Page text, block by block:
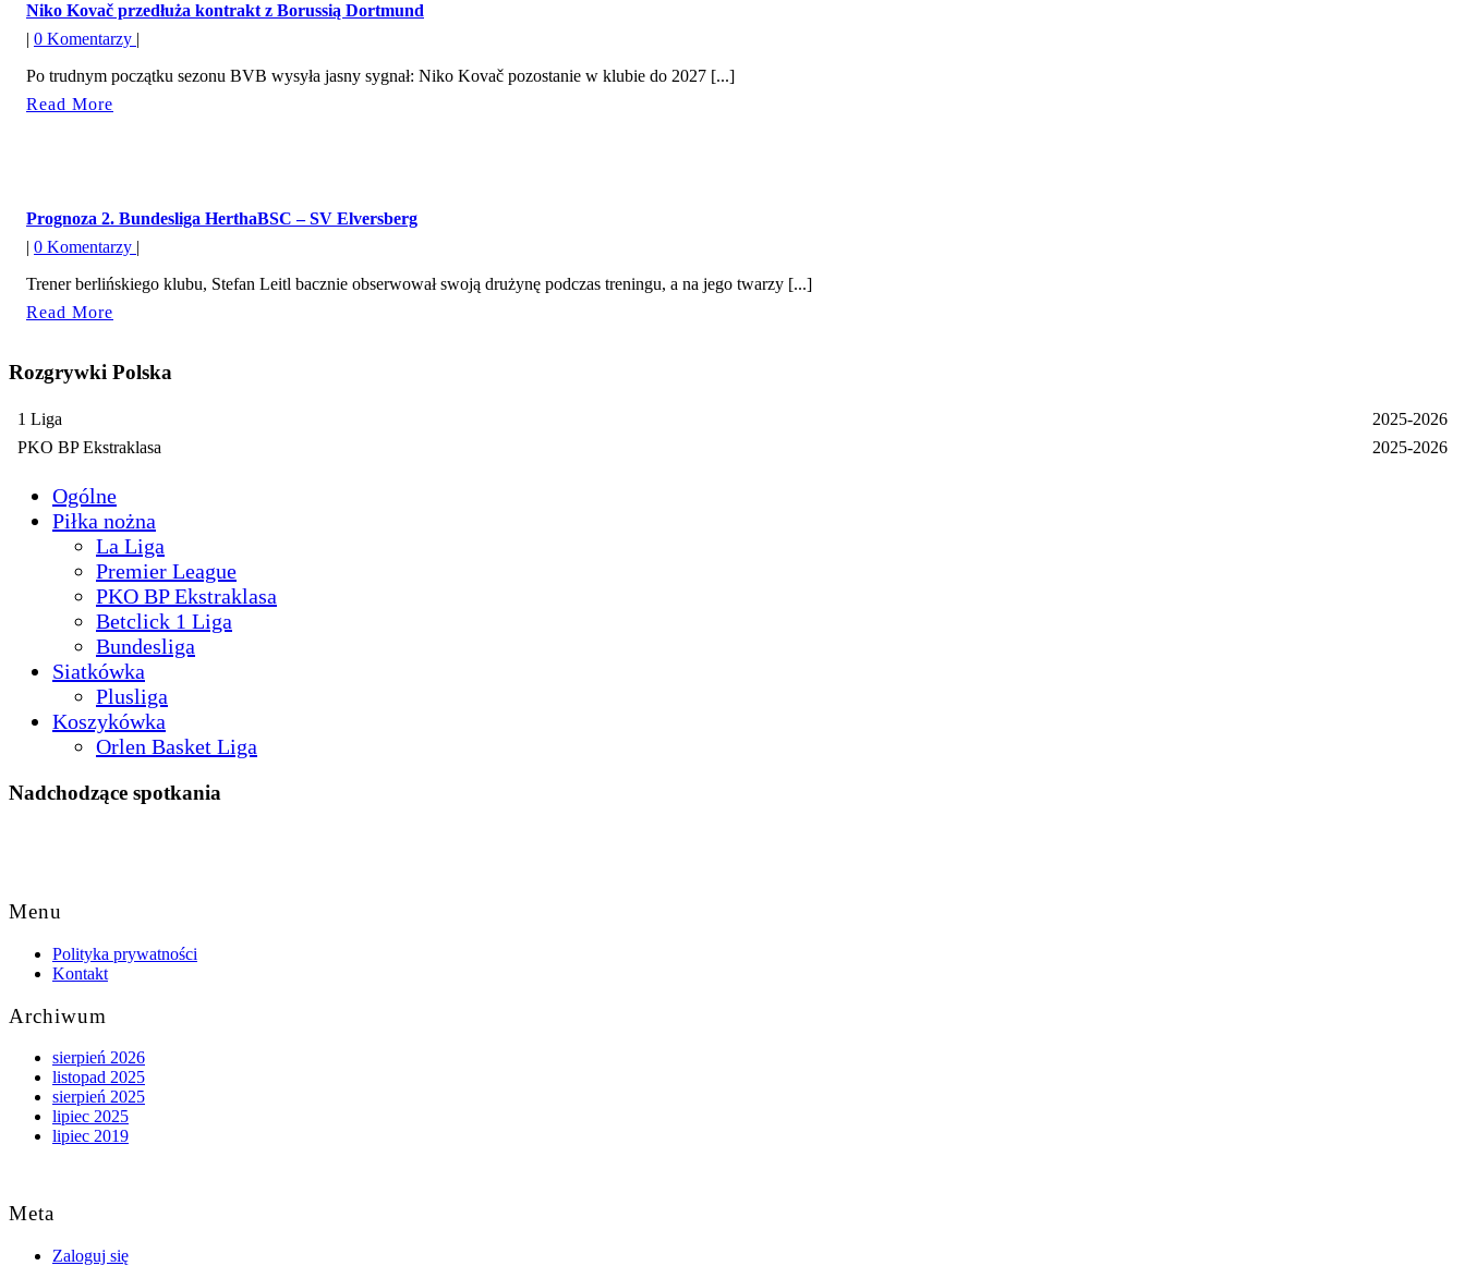
Niko Kovač przedłuża kontrakt z Borussią Dortmund
| 0 Komentarzy |
Po trudnym początku sezonu BVB wysyła jasny sygnał: Niko Kovač pozostanie w klubie do 2027 [...]
Read More
Prognoza 2. Bundesliga HerthaBSC – SV Elversberg
| 0 Komentarzy |
Trener berlińskiego klubu, Stefan Leitl bacznie obserwował swoją drużynę podczas treningu, a na jego twarzy [...]
Read More
Rozgrywki Polska
1 Liga
2025-2026
PKO BP Ekstraklasa
2025-2026
Ogólne
Piłka nożna
La Liga
Premier League
PKO BP Ekstraklasa
Betclick 1 Liga
Bundesliga
Siatkówka
Plusliga
Koszykówka
Orlen Basket Liga
Nadchodzące spotkania
Top
Menu
Polityka prywatności
Kontakt
Archiwum
sierpień 2026
listopad 2025
sierpień 2025
lipiec 2025
lipiec 2019
Meta
Zaloguj się